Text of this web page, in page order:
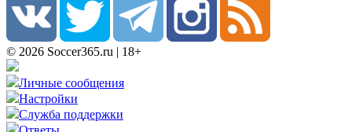
© 2026 Soccer365.ru | 18+
Личные сообщения
Настройки
Служба поддержки